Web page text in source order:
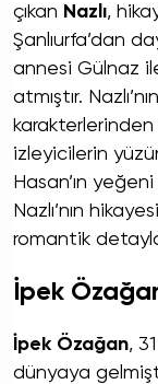
çıkan Nazlı,
Şanlıurfa’dan
annesi Gülnaz
atmıştır.
karakterlerinden
izleyicilerin
Hasan’ın
Nazlı’nın
romantik
İpek
İpek Özağan,
dünyaya